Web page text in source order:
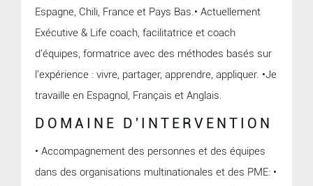
Espagne, Chili, France et Pays Bas.• Actuellement
Exécutive & Life coach, facilitatrice et coach
d'équipes, formatrice avec des méthodes basés sur
l'expérience : vivre, partager, apprendre, appliquer. •Je
travaille en Espagnol, Français et Anglais.
DOMAINE D'INTERVENTION
• Accompagnement des personnes et des équipes
dans des organisations multinationales et des PME: •